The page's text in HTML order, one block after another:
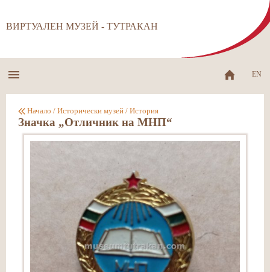
ВИРТУАЛЕН МУЗЕЙ - ТУТРАКАН
EN
Начало / Исторически музей / История
Значка „Отличник на МНП“